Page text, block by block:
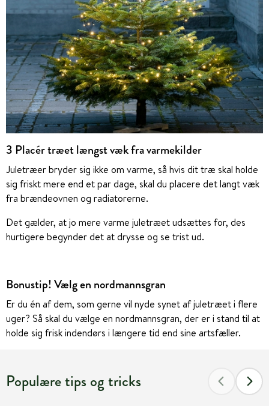
3 Placér træet længst væk fra varmekilder
Juletræer bryder sig ikke om varme, så hvis dit træ skal holde
sig friskt mere end et par dage, skal du placere det langt væk
fra brændeovnen og radiatorerne.
Det gælder, at jo mere varme juletræet udsættes for, des
hurtigere begynder det at drysse og se trist ud.
Bonustip! Vælg en nordmannsgran
Er du én af dem, som gerne vil nyde synet af juletræet i flere
uger? Så skal du vælge en nordmannsgran, der er i stand til at
holde sig frisk indendørs i længere tid end sine artsfæller.
Populære tips og tricks